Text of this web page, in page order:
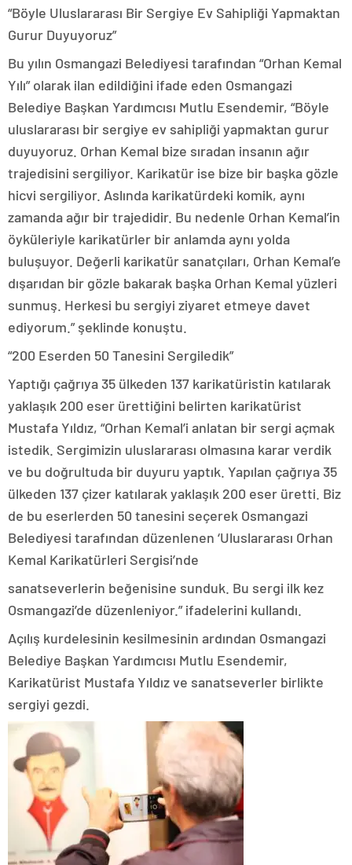
“Böyle Uluslararası Bir Sergiye Ev Sahipliği Yapmaktan
Gurur Duyuyoruz”
Bu yılın Osmangazi Belediyesi tarafından “Orhan Kemal
Yılı” olarak ilan edildiğini ifade eden Osmangazi
Belediye Başkan Yardımcısı Mutlu Esendemir, “Böyle
uluslararası bir sergiye ev sahipliği yapmaktan gurur
duyuyoruz. Orhan Kemal bize sıradan insanın ağır
trajedisini sergiliyor. Karikatür ise bize bir başka gözle
hicvi sergiliyor. Aslında karikatürdeki komik, aynı
zamanda ağır bir trajedidir. Bu nedenle Orhan Kemal’in
öyküleriyle karikatürler bir anlamda aynı yolda
buluşuyor. Değerli karikatür sanatçıları, Orhan Kemal’e
dışarıdan bir gözle bakarak başka Orhan Kemal yüzleri
sunmuş. Herkesi bu sergiyi ziyaret etmeye davet
ediyorum.” şeklinde konuştu.
“200 Eserden 50 Tanesini Sergiledik”
Yaptığı çağrıya 35 ülkeden 137 karikatüristin katılarak
yaklaşık 200 eser ürettiğini belirten karikatürist
Mustafa Yıldız, “Orhan Kemal’i anlatan bir sergi açmak
istedik. Sergimizin uluslararası olmasına karar verdik
ve bu doğrultuda bir duyuru yaptık. Yapılan çağrıya 35
ülkeden 137 çizer katılarak yaklaşık 200 eser üretti. Biz
de bu eserlerden 50 tanesini seçerek Osmangazi
Belediyesi tarafından düzenlenen ‘Uluslararası Orhan
Kemal Karikatürleri Sergisi’nde
sanatseverlerin beğenisine sunduk. Bu sergi ilk kez
Osmangazi’de düzenleniyor.” ifadelerini kullandı.
Açılış kurdelesinin kesilmesinin ardından Osmangazi
Belediye Başkan Yardımcısı Mutlu Esendemir,
Karikatürist Mustafa Yıldız ve sanatseverler birlikte
sergiyi gezdi.